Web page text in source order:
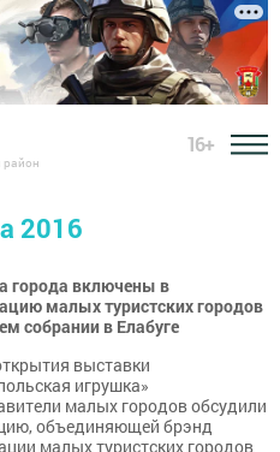
район
16+
2016
города включены в
малых туристских городов
собрании в Елабуге
выставки
игрушка»
малых городов обсудили
объединяющей брэнд
малых туристских городов